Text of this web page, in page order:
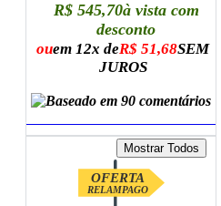
R$ 545,70à vista com
desconto
ouem 12x deR$ 51,68SEM
JUROS
OFERTA
RELAMPAGO